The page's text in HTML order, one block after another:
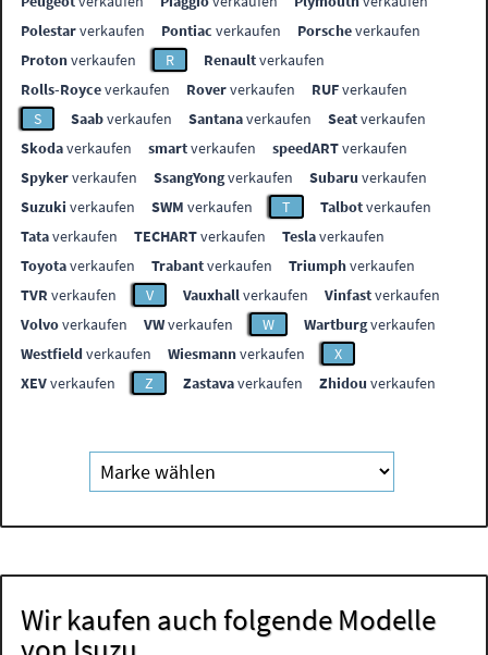
Polestarverkaufen Pontiac verkaufen Porscheverkaufen
Protonverkaufen R Renaultverkaufen
Rolls-Royceverkaufen Roververkaufen RUFverkaufen
S
Saabverkaufen Santanaverkaufen Seatverkaufen
Skodaverkaufen smartverkaufen speedARTverkaufen
Spykerverkaufen SsangYongverkaufen Subaru verkaufen
Suzuki verkaufen SWM verkaufen T Talbotverkaufen
Tataverkaufen TECHARTverkaufen Teslaverkaufen
Toyotaverkaufen Trabantverkaufen Triumphverkaufen
TVR verkaufen V Vauxhallverkaufen Vinfastverkaufen
Volvoverkaufen VWverkaufen W Wartburgverkaufen
Westfieldverkaufen Wiesmannverkaufen
X
XEVverkaufen Z Zastavaverkaufen Zhidou verkaufen
Wir kaufen auch folgende Modelle